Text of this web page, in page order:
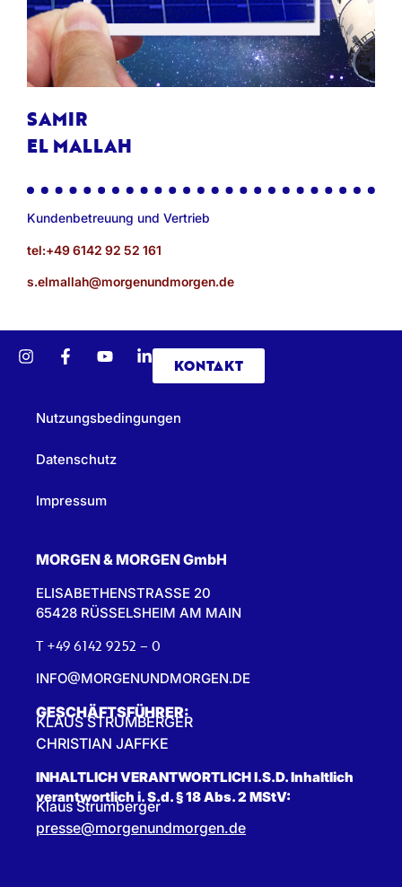
SAMIR
EL MALLAH
Kundenbetreuung und Vertrieb
tel:+49 6142 92 52 161
s.elmallah@morgenundmorgen.de
KONTAKT
Nutzungsbedingungen
Datenschutz
Impressum
MORGEN & MORGEN GmbH
ELISABETHENSTRASSE 20
65428 RÜSSELSHEIM AM MAIN
T +49 6142 9252 – 0
INFO@MORGENUNDMORGEN.DE
GESCHÄFTSFÜHRER:
KLAUS STRUMBERGER
CHRISTIAN JAFFKE
INHALTLICH VERANTWORTLICH I.S.D. Inhaltlich
verantwortlich i. S.d. § 18 Abs. 2 MStV:
Klaus Strumberger
presse@morgenundmorgen.de